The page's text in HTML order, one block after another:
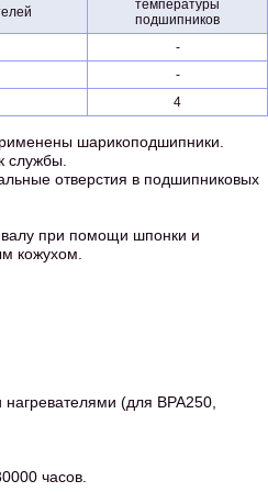
температуры
подшипников
-
-
4
шарикоподшипники.
службы.
отверстия в подшипниковых
валу при помощи шпонки и
кожухом.
(для ВРА250,
часов.